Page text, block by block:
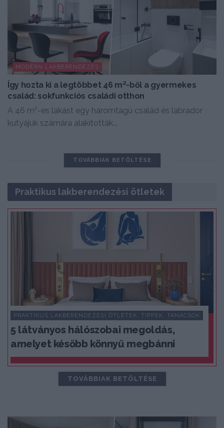
MODERN LAKBERENDEZÉS
Így hozta ki a legtöbbet 46 m²-ből a gyermekes
család: sokfunkciós családi otthon
A 46 m²-es lakást egy háromtagú család és labrador
kutyájuk számára alakították...
TOVÁBBIAK BETÖLTÉSE
Praktikus lakberendezési ötletek
PRAKTIKUS LAKBERENDEZÉSI ÖTLETEK, TIPPEK, TANÁCSOK
5 látványos hálószobai megoldás,
amelyet később könnyű megbánni
TOVÁBBIAK BETÖLTÉSE